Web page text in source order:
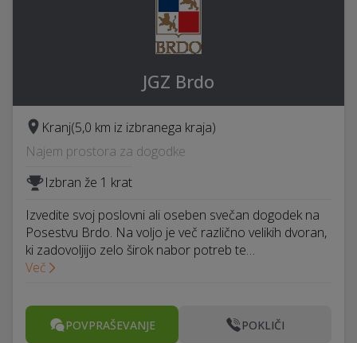
JGZ Brdo
Kranj(5,0 km iz izbranega kraja)
Najem prostora za dogodke
Izbran že 1 krat
Izvedite svoj poslovni ali oseben svečan dogodek na
Posestvu Brdo. Na voljo je več različno velikih dvoran,
ki zadovoljijo zelo širok nabor potreb te…
Več
POVPRAŠEVANJE POKLIČI